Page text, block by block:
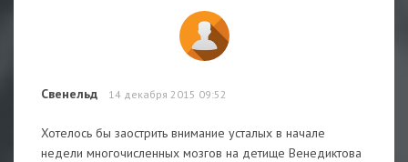
Свенельд 14 декабря 2015 09:52
Хотелось бы заострить внимание усталых в начале
недели многочисленных мозгов на детище Венедиктова